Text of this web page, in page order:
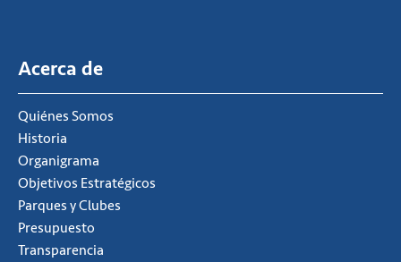
Acerca de
Quiénes Somos
Historia
Organigrama
Objetivos Estratégicos
Parques y Clubes
Presupuesto
Transparencia